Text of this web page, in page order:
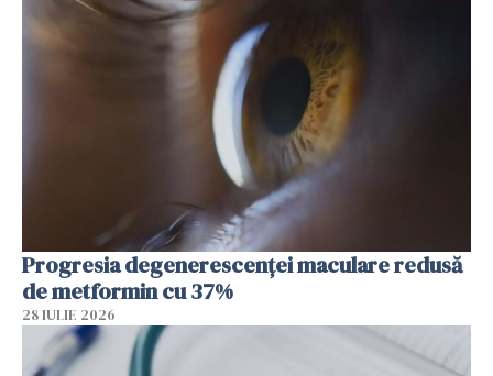
Progresia degenerescenței maculare redusă
de metformin cu 37%
28 IULIE 2026